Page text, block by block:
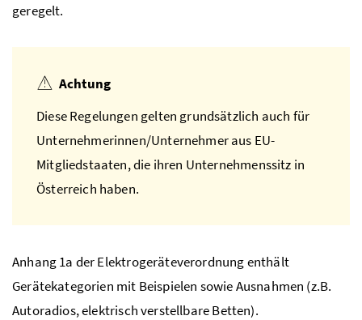
geregelt.
Achtung
Diese Regelungen gelten grundsätzlich auch für
Unternehmerinnen/Unternehmer aus EU-
Mitgliedstaaten, die ihren Unternehmenssitz in
Österreich haben.
Anhang 1a der Elektrogeräteverordnung enthält
Gerätekategorien mit Beispielen sowie Ausnahmen (z.B.
Autoradios, elektrisch verstellbare Betten).